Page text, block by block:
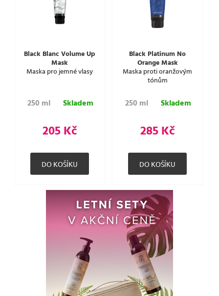
Black Blanc Volume Up
Mask
Maska pro jemné vlasy
250 ml Skladem
205 Kč
Black Platinum No
Orange Mask
Maska proti oranžovým
tónům
250 ml Skladem
285 Kč